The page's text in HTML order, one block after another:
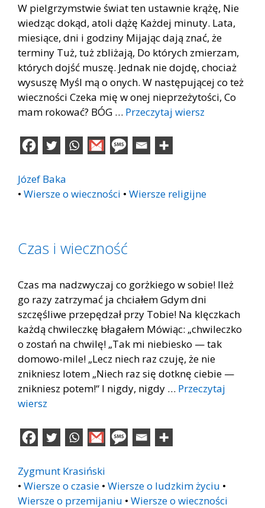
W pielgrzymstwie świat ten ustawnie krążę, Nie
wiedząc dokąd, atoli dążę Każdej minuty. Lata,
miesiące, dni i godziny Mijając dają znać, że
terminy Tuż, tuż zbliżają, Do których zmierzam,
których dojść muszę. Jednak nie dojdę, chociaż
wysuszę Myśl mą o onych. W następującej co też
wieczności Czeka mię w onej nieprzeżytości, Co
mam rokować? BÓG … Przeczytaj wiersz
Józef Baka
• Wiersze o wieczności • Wiersze religijne
Czas i wieczność
Czas ma nadzwyczaj co gorżkiego w sobie! Ileż
go razy zatrzymać ja chciałem Gdym dni
szczęśliwe przepędzał przy Tobie! Na klęczkach
każdą chwileczkę błagałem Mówiąc: „chwileczko
o zostań na chwilę! „Tak mi niebiesko — tak
domowo-mile! „Lecz niech raz czuję, że nie
znikniesz lotem „Niech raz się dotknę ciebie —
znikniesz potem!“ I nigdy, nigdy … Przeczytaj
wiersz
Zygmunt Krasiński
• Wiersze o czasie • Wiersze o ludzkim życiu •
Wiersze o przemijaniu • Wiersze o wieczności